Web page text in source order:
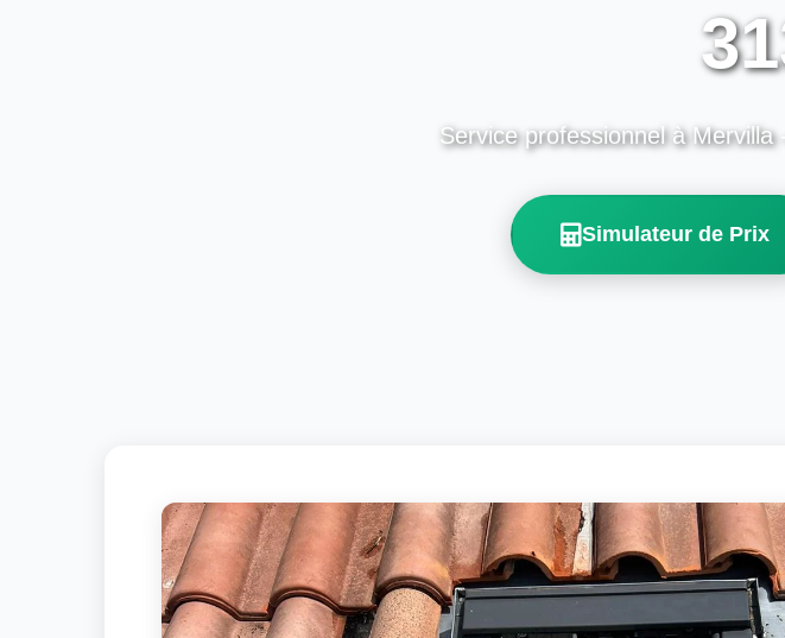
Service professionnel à
Simulateur de Prix